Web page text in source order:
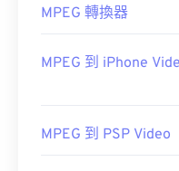
MPEG 轉換器
MPEG 到 iPhone
MPEG 到 PSP Video